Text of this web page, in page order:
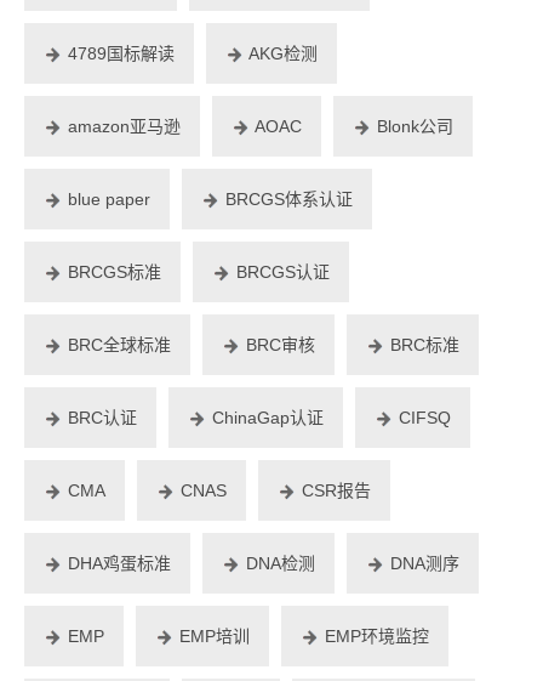
4789国标解读 AKG检测
amazon亚马逊 AOAC Blonk公司
blue paper BRCGS体系认证
BRCGS标准 BRCGS认证
BRC全球标准 BRC审核 BRC标准
BRC认证 ChinaGap认证 CIFSQ
CMA CNAS CSR报告
DHA鸡蛋标准 DNA检测 DNA测序
EMP EMP培训 EMP环境监控